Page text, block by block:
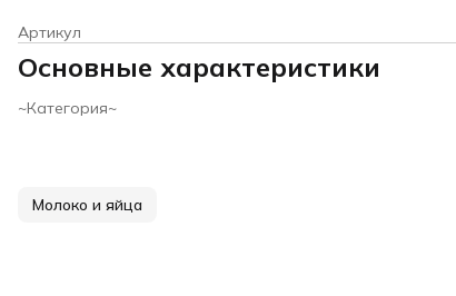
Артикул
Основные характеристики
~Категория~
Молоко и яйца